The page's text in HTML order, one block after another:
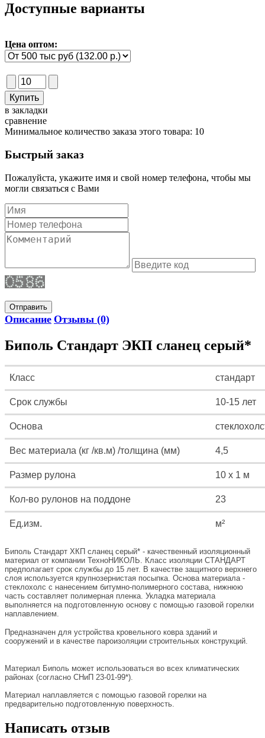
Доступные варианты
Цена оптом:
в закладки
сравнение
Минимальное количество заказа этого товара: 10
Быстрый заказ
Пожалуйста, укажите имя и свой номер телефона, чтобы мы
могли связаться с Вами
Отправить
Описание Отзывы (0)
Биполь Стандарт ЭКП сланец серый*
Класс стандарт
Срок службы 10-15 лет
Основа
Вес материала (кг /кв.м) /толщина (мм) 4,5
Размер рулона 10 х 1 м
Кол-во рулонов на поддоне 23
Ед.изм. м²
Биполь Стандарт ХКП сланец серый* - качественный изоляционный
материал от компании ТехноНИКОЛЬ. Класс изоляции СТАНДАРТ
предполагает срок службы до 15 лет. В качестве защитного верхнего
слоя используется крупнозернистая посыпка. Основа материала -
стеклохолс с нанесением битумно-полимерного состава, нижнюю
часть составляет полимерная пленка. Укладка материала
выполняется на подготовленную основу с помощью газовой горелки
наплавлением.
Предназначен для устройства кровельного ковра зданий и
сооружений и в качестве пароизоляции строительных конструкций.
Материал Биполь может использоваться во всех климатических
районах (согласно СНиП 23-01-99*).
Материал наплавляется с помощью газовой горелки на
предварительно подготовленную поверхность.
Написать отзыв